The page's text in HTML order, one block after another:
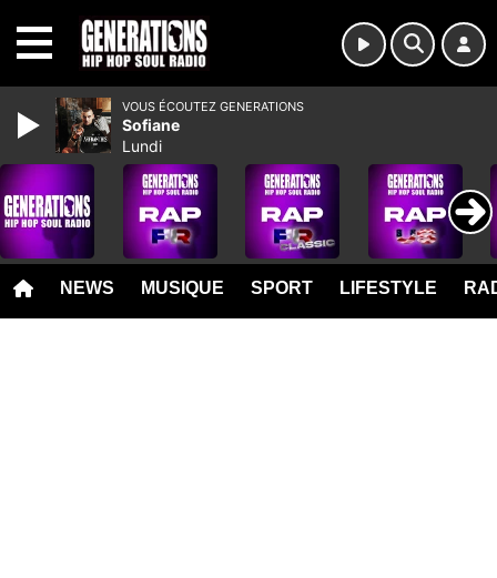
NEWS MUSIQUE SPORT LIFESTYLE
VOUS ÉCOUTEZ GENERATIONS
Sofiane
Lundi